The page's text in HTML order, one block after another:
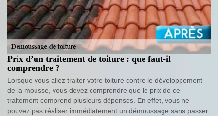
Prix d’un traitement de toiture : que faut-il
comprendre ?
Lorsque vous allez traiter votre toiture contre le développement
de la mousse, vous devez comprendre que le prix de ce
traitement comprend plusieurs dépenses. En effet, vous ne
pouvez pas réaliser immédiatement un démoussage sans passer